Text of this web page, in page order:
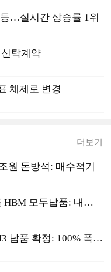
…실시간 상승률 1위
탁계약
체제로 변경
더보기
원 돈방석: 매수적기
○ 속보) 삼성전자: 엔비디아+구글 HBM 모두납품: 내년 대박
◆ 속보)삼성전자, 엔비디아 HBM3 납품 확정: 100% 폭등사유